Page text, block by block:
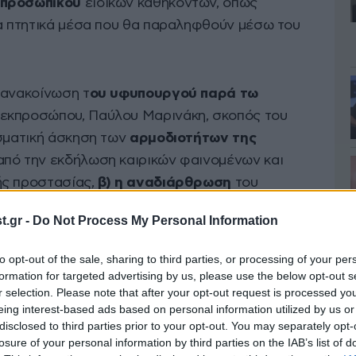
- Do Not Process My Personal Information
opt-out of the sale, sharing to third parties, or processing of your
for targeted advertising by us, please use the below opt-out
selection. Please note that after your opt-out request is processed
interest-based ads based on personal information utilized by us
to third parties prior to your opt-out. You may separately
of your personal information by third parties on the IAB’s list of
ειδικών καθηκόντων, όπως
πτητικά μέσα που θα παραληφθούν μέσω του
του υφυπουργού παρά τω
εκπροσώπου, Παύλου Μαρινάκη, σκοπός του
άσκηση των αρμοδιοτήτων της
την εκδήλωση καιρικών φαινομένων και
προστασίας, β) η αναδιάρθρωση του
πολιτικής προστασίας τοπικής κλίμακας,
πρόσληψης προσωπικού στηνΥπηρεσία
προστασίας,δ) η επιτάχυνσητης
προσωπικού ειδικών καθηκόντων, για την
την αποδέσμευση επιχειρησιακού
ε) η ενίσχυση,ειδικότερα, του